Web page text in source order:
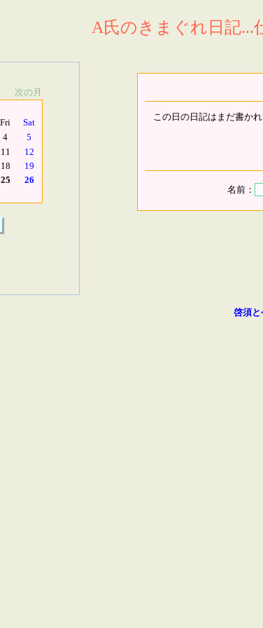
A氏のきまぐれ日記...
次の月
Fri
Sat
4
5
11
12
18
19
25
26
この日の日記はまだ書かれ
名前：
啓須と